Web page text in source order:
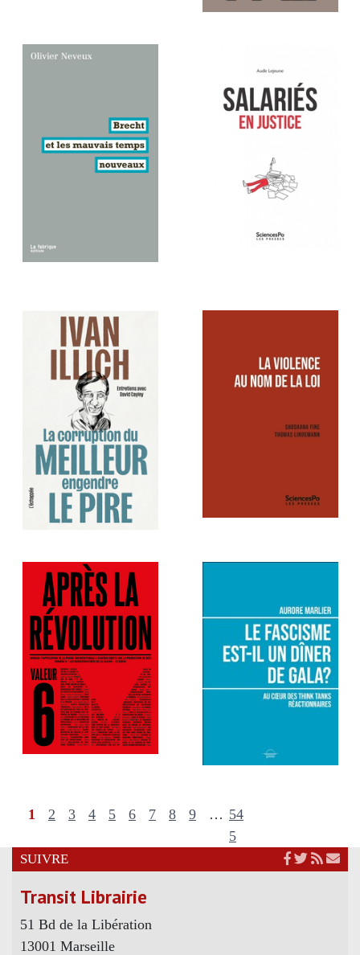
1 2 3 4 5 6 7 8 9 … 54
5
SUIVRE
Transit Librairie
51 Bd de la Libération
13001 Marseille